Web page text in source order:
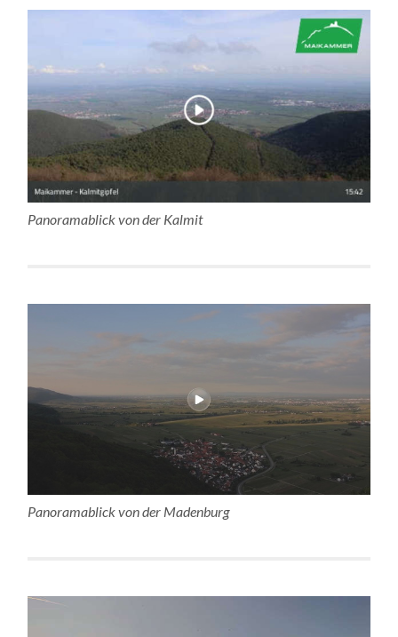
Panoramablick von der Kalmit
Panoramablick von der Madenburg